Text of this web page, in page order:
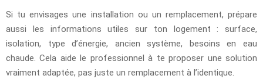
Si tu envisages une installation ou un remplacement, prépare
aussi les informations utiles sur ton logement : surface,
isolation, type d’énergie, ancien système, besoins en eau
chaude. Cela aide le professionnel à te proposer une solution
vraiment adaptée, pas juste un remplacement à l’identique.